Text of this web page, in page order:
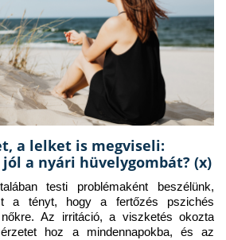
a lelket is megviseli:
a nyári hüvelygombát? (x)
testi problémaként beszélünk,
a tényt, hogy a fertőzés pszichés
Az irritáció, a viszketés okozta
hoz a mindennapokba, és az